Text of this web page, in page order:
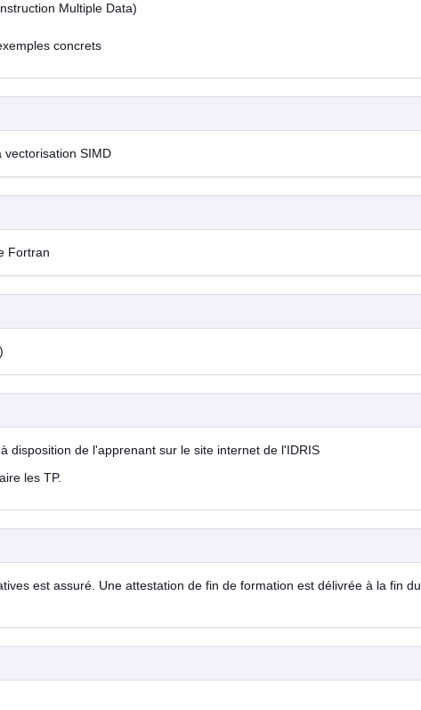
Multiple Data)
concrets
vectorisation SIMD
Fortran
disposition de l'apprenant sur le site internet de l'IDRIS
les TP.
est assuré. Une attestation de fin de formation est délivrée à la fin du